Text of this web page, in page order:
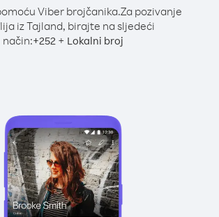
Viber brojčanika.Za pozivanje
iz Tajland, birajte na sljedeći
način:+252+ Lokalni broj